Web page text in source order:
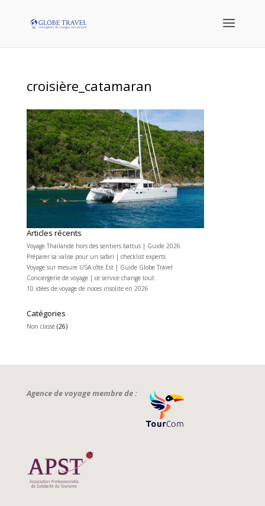
croisière_catamaran
Articles récents
Voyage Thaïlande hors des sentiers battus | Guide 2026
Préparer sa valise pour un safari | checklist experts
Voyage sur mesure USA côte Est | Guide Globe Travel
Conciergerie de voyage | ce service change tout
10 idées de voyage de noces insolite en 2026
Catégories
Non classé(26)
Agence de voyage membre de :